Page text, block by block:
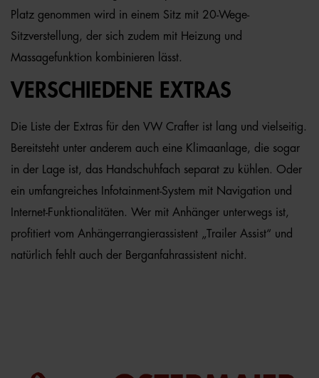
Platz genommen wird in einem Sitz mit 20-Wege-
Sitzverstellung, der sich zudem mit Heizung und
Massagefunktion kombinieren lässt.
VERSCHIEDENE EXTRAS
Die Liste der Extras für den VW Crafter ist lang und vielseitig.
Bereitsteht unter anderem auch eine Klimaanlage, die sogar
in der Lage ist, das Handschuhfach separat zu kühlen. Oder
ein umfangreiches Infotainment-System mit Navigation und
Internet-Funktionalitäten. Wer mit Anhänger unterwegs ist,
profitiert vom Anhängerrangierassistent „Trailer Assist“ und
natürlich fehlt auch der Berganfahrassistent nicht.